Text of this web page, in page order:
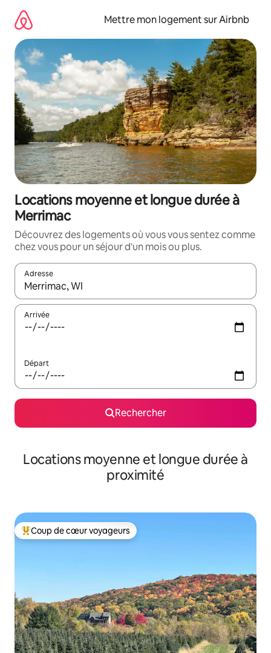
directement
contenu
Mettre mon logement sur Airbnb
Locations moyenne et longue durée à
Merrimac
Découvrez des logements où vous vous sentez comme
chez vous pour un séjour d'un mois ou plus.
Adresse
Lorsque les résultats s'affichent, utilisez les flèches vers le
Arrivée
Départ
Rechercher
Locations moyenne et longue durée à
proximité
Coups de cœur voyageurs les plus appréciés
Coup de cœur voyageurs